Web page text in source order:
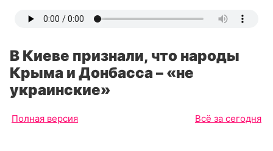
В Киеве признали, что народы
Крыма и Донбасса – «не
украинские»
Полная версия Всё за сегодня